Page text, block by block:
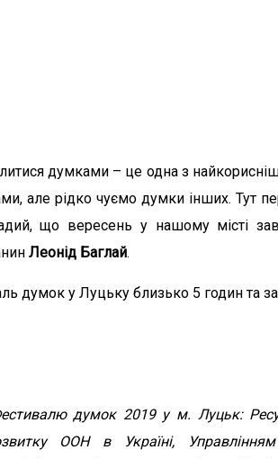
думками – це одна з
але рідко чуємо думки інших. Тут
що вересень у нашому місті
Леонід Баглай.
думок у Луцьку близько 5 годин
думок 2019 у м. Луцьк:
ООН в Україні, Управлінням